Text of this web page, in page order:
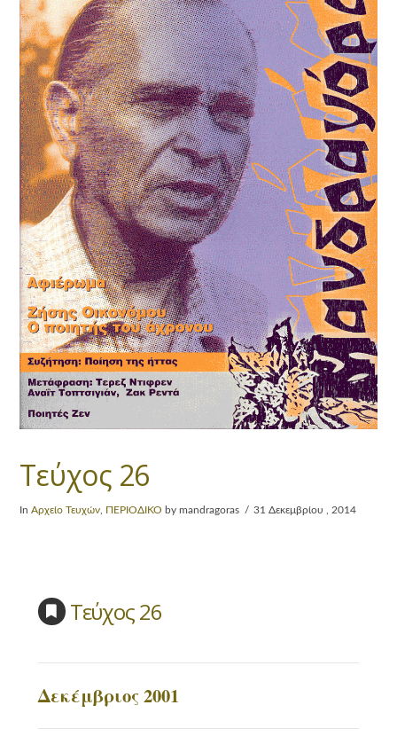
Τεύχος 26
InΑρχείο Τευχών ΠΕΡΙΟΔΙΚΟ by mandragoras 31 Δεκεμβρίου , 2014
Τεύχος 26
Δεκέμβριος 2001